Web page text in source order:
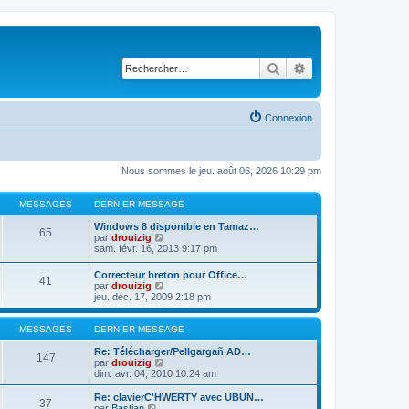
Rechercher
Connexion
Nous sommes le jeu. août 06, 2026 10:29 pm
MESSAGES DERNIER MESSAGE
65
Windows 8 disponible en Tamaz…
par drouizig
o
u
l
t
e
r
l
d
e
r
n
i
sam. févr. 16, 2013 9:17 pm
41
Correcteur breton pour Office…
par drouizig
o
n
s
u
l
t
r
l
e
jeu. déc. 17, 2009 2:18 pm
MESSAGES DERNIER MESSAGE
147
Re: Télécharger/Pellgargañ AD…
par drouizig
o
n
s
dim. avr. 04, 2010 10:24 am
37
Re: clavierC'HWERTY avec UBUN…